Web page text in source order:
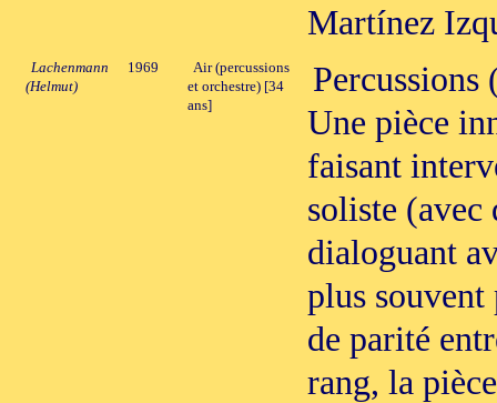
Martínez
Lachenmann
(Helmut)
1969
Air (percussions
et orchestre) [34
ans]
Percussions
Une pièce
faisant
soliste
dialoguant
plus
de parité
rang, la